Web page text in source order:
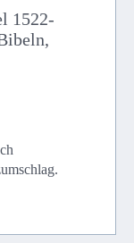
1522-